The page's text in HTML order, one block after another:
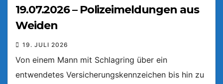
19.07.2026 – Polizeimeldungen aus
Weiden
19. JULI 2026
Von einem Mann mit Schlagring über ein
entwendetes Versicherungskennzeichen bis hin zu